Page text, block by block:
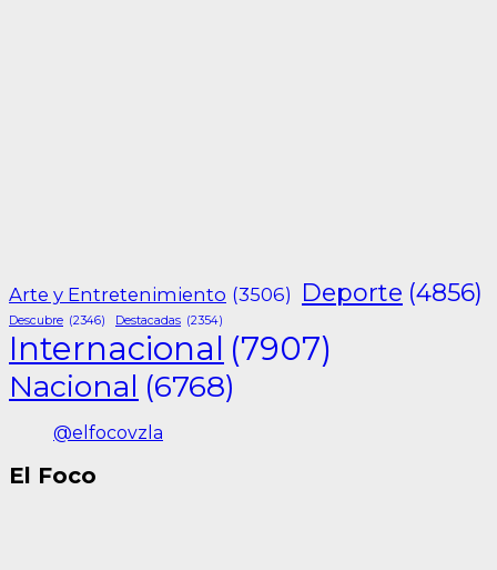
Arte y Entretenimiento (3506) Deporte (4856)
Descubre (2346) Destacadas (2354)
Internacional (7907)
Nacional (6768)
@elfocovzla
El Foco